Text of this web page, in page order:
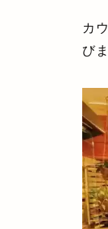
カ
び